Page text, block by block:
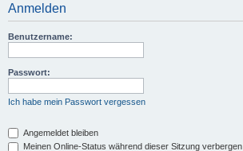
Anmelden
Benutzername:
Passwort:
Ich habe mein Passwort vergessen
Angemeldet bleiben
Meinen Online-Status während dieser Sitzung verbergen